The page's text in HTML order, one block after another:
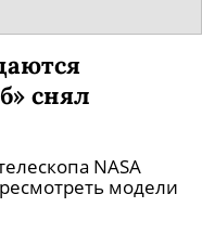
снял
NASA
модели